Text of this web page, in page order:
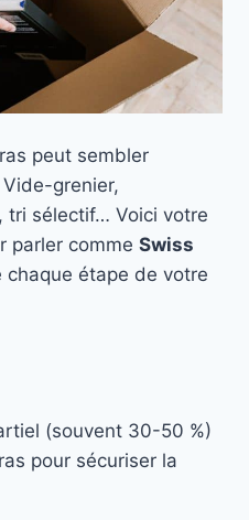
peut sembler
grenier,
tri sélectif… Voici votre
parler comme Swiss
chaque étape de votre
(souvent 30-50 %)
pour sécuriser la